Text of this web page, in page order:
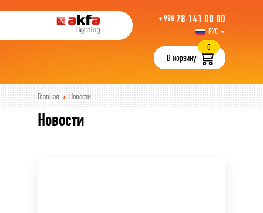
+ 998 78 141 00 00
РУС
UZB
В корзину
0
Главная Новости
Новости